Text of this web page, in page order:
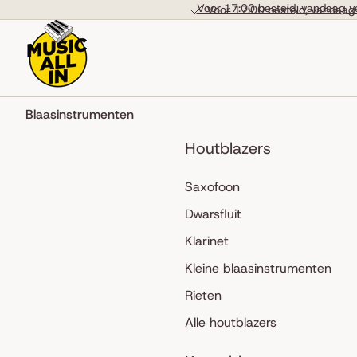
Voor 17:00 besteld,
Voor 17:00 besteld, vandaag
Blaasinstrumenten
Houtblazers
Saxofoon
Dwarsfluit
Klarinet
Kleine blaasinstrumenten
Rieten
Alle houtblazers